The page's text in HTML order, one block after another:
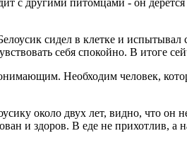
сидел в клетке и испытывал
себя спокойно. В итоге
Необходим человек,
около двух лет, видно, что он
и здоров. В еде не прихотлив,